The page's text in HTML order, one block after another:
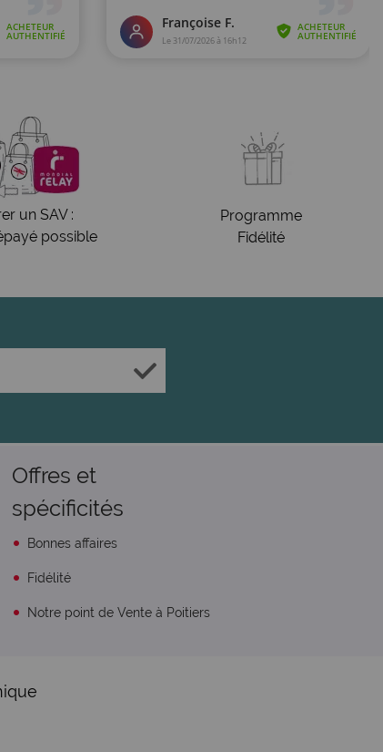
un SAV :
possible
Programme
Fidélité
Offres et
spécificités
Bonnes affaires
Fidélité
Notre point de Vente à Poitiers